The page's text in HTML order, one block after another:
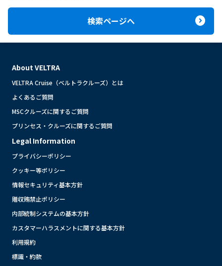
検索ページへ expand_circle_right
About VELTRA
VELTRA Cruise（ベルトラクルーズ）とは
よくあるご質問
MSCクルーズに関するご質問
プリンセス・クルーズに関するご質問
Legal Information
プライバシーポリシー
クッキー等ポリシー
情報セキュリティ基本方針
贈収賄禁止ポリシー
内部統制システムの基本方針
カスタマーハラスメントに関する基本方針
利用規約
標識・約款